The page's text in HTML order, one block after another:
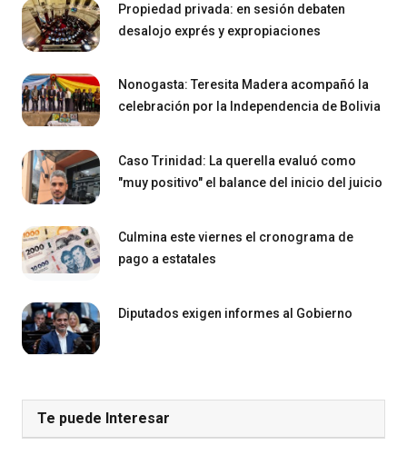
Propiedad privada: en sesión debaten
desalojo exprés y expropiaciones
Nonogasta: Teresita Madera acompañó la
celebración por la Independencia de Bolivia
Caso Trinidad: La querella evaluó como
"muy positivo" el balance del inicio del juicio
Culmina este viernes el cronograma de
pago a estatales
Diputados exigen informes al Gobierno
Te puede Interesar